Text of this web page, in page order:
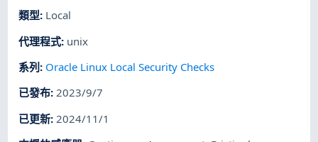
類型: Local
代理程式: unix
系列 : Oracle Linux Local Security Checks
已發布:2023/9/7
已更新: 2024/11/1